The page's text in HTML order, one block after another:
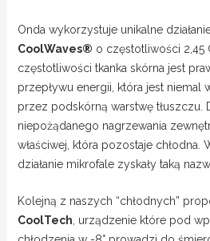
Onda wykorzystuje unikalne
CoolWaves® o częstotliwości 2,45
częstotliwości tkanka skórna jest
przepływu energii, która jest niemal
przez podskórną warstwę tłuszczu.
niepożądanego nagrzewania
właściwej, która pozostaje chłodna.
działanie mikrofale zyskały taką
Kolejną z naszych “chłodnych”
CoolTech, urządzenie które pod